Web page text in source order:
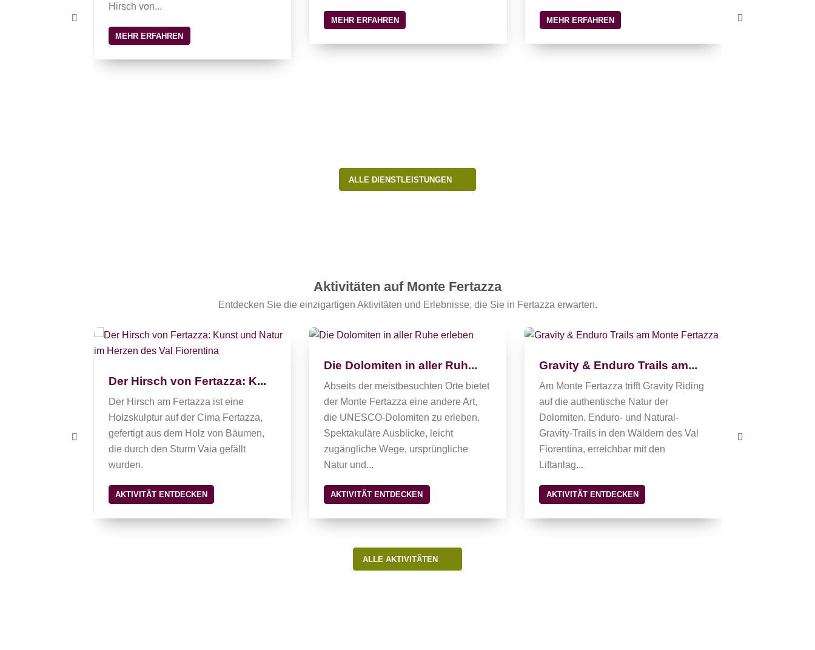
Hirsch von...
MEHR ERFAHREN
MEHR ERFAHREN MEHR ERFAHREN
ALLE DIENSTLEISTUNGEN
Aktivitäten auf Monte Fertazza
Entdecken Sie die einzigartigen Aktivitäten und Erlebnisse, die Sie in Fertazza erwarten.
Der Hirsch von Fertazza: K...
Der Hirsch am Fertazza ist eine
Holzskulptur auf der Cima Fertazza,
gefertigt aus dem Holz von Bäumen,
die durch den Sturm Vaia gefällt
wurden.
AKTIVITÄT ENTDECKEN
Die Dolomiten in aller Ruh...
Abseits der meistbesuchten Orte bietet
der Monte Fertazza eine andere Art,
die UNESCO-Dolomiten zu erleben.
Spektakuläre Ausblicke, leicht
zugängliche Wege, ursprüngliche
Natur und...
AKTIVITÄT ENTDECKEN
Gravity & Enduro Trails am...
Am Monte Fertazza trifft Gravity Riding
auf die authentische Natur der
Dolomiten. Enduro- und Natural-
Gravity-Trails in den Wäldern des Val
Fiorentina, erreichbar mit den
Liftanlag...
AKTIVITÄT ENTDECKEN
ALLE AKTIVITÄTEN